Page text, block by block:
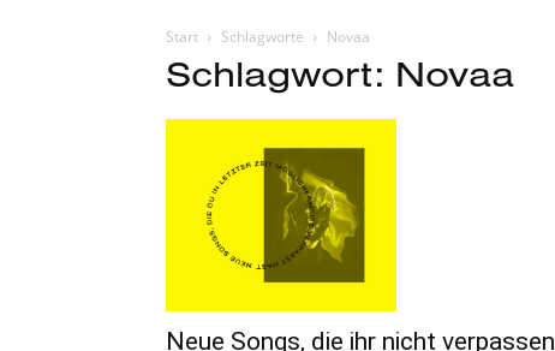
Start Schlagworte Novaa
Schlagwort: Novaa
Neue Songs, die ihr nicht verpassen